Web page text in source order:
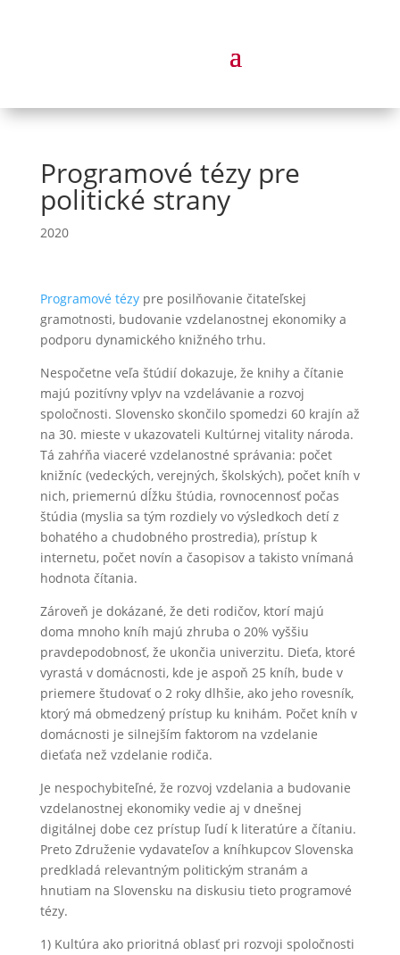
Programové tézy pre
politické strany
2020
Programové tézypre posilňovanie čitateľskej
gramotnosti, budovanie vzdelanostnej ekonomiky a
podporu dynamického knižného trhu.
Nespočetne veľa štúdií dokazuje, že knihy a čítanie
majú pozitívny vplyv na vzdelávanie a rozvoj
spoločnosti. Slovensko skončilo spomedzi 60 krajín až
na 30. mieste v ukazovateli Kultúrnej vitality národa.
Tá zahŕňa viaceré vzdelanostné správania: počet
knižníc (vedeckých, verejných, školských), počet kníh v
nich, priemernú dĺžku štúdia, rovnocennosť počas
štúdia (myslia sa tým rozdiely vo výsledkoch detí z
bohatého a chudobného prostredia), prístup k
internetu, počet novín a časopisov a takisto vnímaná
hodnota čítania.
Zároveň je dokázané, že deti rodičov, ktorí majú
doma mnoho kníh majú zhruba o 20% vyššiu
pravdepodobnosť, že ukončia univerzitu. Dieťa, ktoré
vyrastá v domácnosti, kde je aspoň 25 kníh, bude v
priemere študovať o 2 roky dlhšie, ako jeho rovesník,
ktorý má obmedzený prístup ku knihám. Počet kníh v
domácnosti je silnejším faktorom na vzdelanie
dieťaťa než vzdelanie rodiča.
Je nespochybiteľné, že rozvoj vzdelania a budovanie
vzdelanostnej ekonomiky vedie aj v dnešnej
digitálnej dobe cez prístup ľudí k literatúre a čítaniu.
Preto Združenie vydavateľov a kníhkupcov Slovenska
predkladá relevantným politickým stranám a
hnutiam na Slovensku na diskusiu tieto programové
tézy.
1) Kultúra ako prioritná oblasť pri rozvoji spoločnosti